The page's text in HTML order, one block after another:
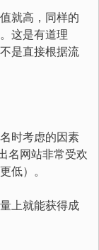
就高，同样的
这是有道理
是直接根据流
时考虑的因素
名网站非常受欢
低）。
上就能获得成